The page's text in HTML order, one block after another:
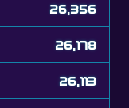
26,356
26,178
26,113